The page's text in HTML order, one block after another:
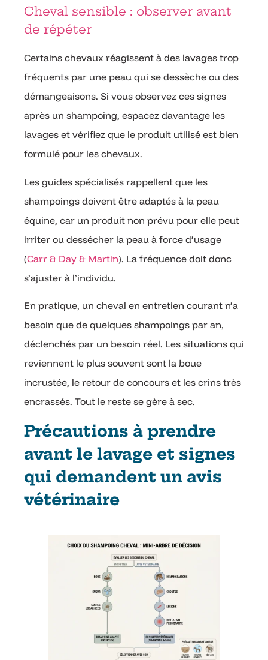
Cheval sensible : observer avant
de répéter
Certains chevaux réagissent à des lavages trop
fréquents par une peau qui se dessèche ou des
démangeaisons. Si vous observez ces signes
après un shampoing, espacez davantage les
lavages et vérifiez que le produit utilisé est bien
formulé pour les chevaux.
Les guides spécialisés rappellent que les
shampoings doivent être adaptés à la peau
équine, car un produit non prévu pour elle peut
irriter ou dessécher la peau à force d’usage
(Carr & Day & Martin). La fréquence doit donc
s’ajuster à l’individu.
En pratique, un cheval en entretien courant n’a
besoin que de quelques shampoings par an,
déclenchés par un besoin réel. Les situations qui
reviennent le plus souvent sont la boue
incrustée, le retour de concours et les crins très
encrassés. Tout le reste se gère à sec.
Précautions à prendre
avant le lavage et signes
qui demandent un avis
vétérinaire